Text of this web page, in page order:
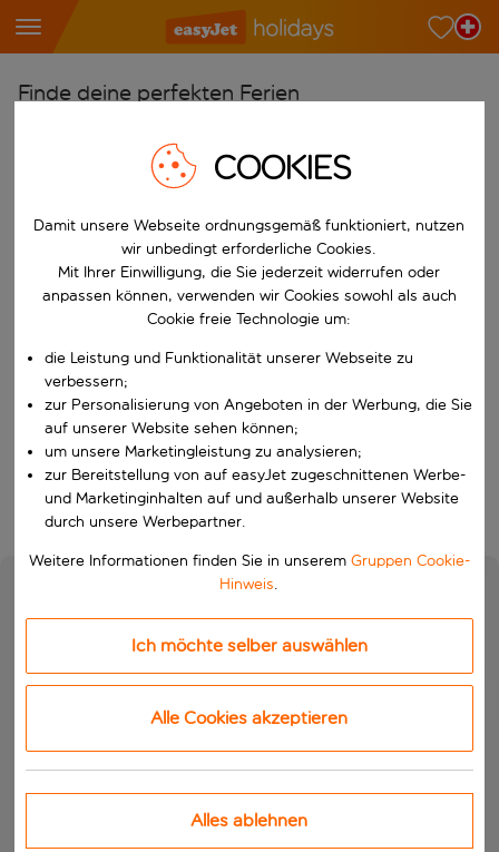
Finde deine perfekten Ferien
Wähle deine Flughäfen
Beginne mit der Eingabe für die automatische
Reiseziele finden
Nach
W&auml;hle ein Ab- und R&uuml;ckflugdatum aus.
Wähle deine Reisedaten
Wann
Wer
Suchen
COOKIES
Damit unsere Webseite ordnungsgemäß funktioniert, nutzen
wir unbedingt erforderliche Cookies.
Mit Ihrer Einwilligung, die Sie jederzeit widerrufen oder
anpassen können, verwenden wir Cookies sowohl als auch
Cookie freie Technologie um:
die Leistung und Funktionalität unserer Webseite zu
verbessern;
zur Personalisierung von Angeboten in der Werbung, die Sie
auf unserer Website sehen können;
um unsere Marketingleistung zu analysieren;
zur Bereitstellung von auf easyJet zugeschnittenen Werbe-
und Marketinginhalten auf und außerhalb unserer Website
durch unsere Werbepartner.
Weitere Informationen finden Sie in unserem Gruppen Cookie-
Hinweis.
Ich möchte selber auswählen
Alle Cookies akzeptieren
Alles ablehnen